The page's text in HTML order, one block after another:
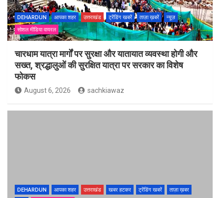
DEHARDUN आपका शहर उत्तराखंड ट्रेंडिंग खबरें ताज़ा ख़बरें
न्यूज़
सोशल मीडिया वायरल
चारधाम यात्रा मार्गों पर सुरक्षा और यातायात व्यवस्था होगी और
सख्त, श्रद्धालुओं की सुरक्षित यात्रा पर सरकार का विशेष
फोकस
August 6, 2026 sachkiawaz
DEHARDUN आपका शहर उत्तराखंड खबर हटकर ट्रेंडिंग खबरें
ताज़ा ख़बर